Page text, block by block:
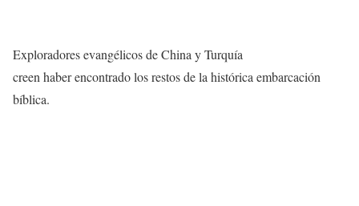
Exploradores evangélicos de China y Turquía
creen haber encontrado los restos de la histórica embarcación
bíblica.